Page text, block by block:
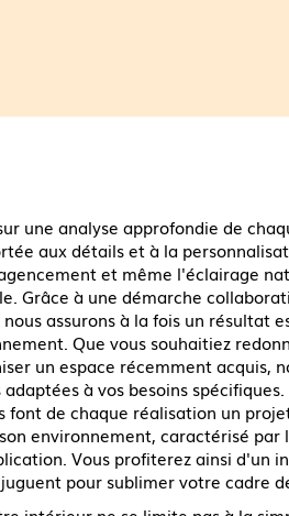
une analyse approfondie de
aux détails et à la
et même l'éclairage
Grâce à une démarche
assurons à la fois un résultat
Que vous souhaitiez
un espace récemment acquis,
à vos besoins
font de chaque réalisation un
environnement, caractérisé par
Vous profiterez ainsi d'un
pour sublimer votre cadre